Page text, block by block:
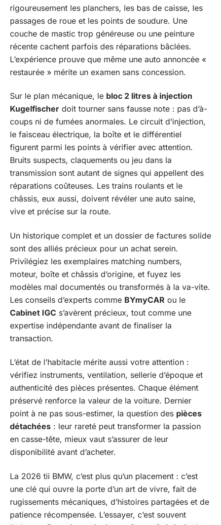
rigoureusement les planchers, les bas de caisse, les
passages de roue et les points de soudure. Une
couche de mastic trop généreuse ou une peinture
récente cachent parfois des réparations bâclées.
L’expérience prouve que même une auto annoncée «
restaurée » mérite un examen sans concession.
Sur le plan mécanique, le bloc 2 litres à injection
Kugelfischer doit tourner sans fausse note : pas d’à-
coups ni de fumées anormales. Le circuit d’injection,
le faisceau électrique, la boîte et le différentiel
figurent parmi les points à vérifier avec attention.
Bruits suspects, claquements ou jeu dans la
transmission sont autant de signes qui appellent des
réparations coûteuses. Les trains roulants et le
châssis, eux aussi, doivent révéler une auto saine,
vive et précise sur la route.
Un historique complet et un dossier de factures solide
sont des alliés précieux pour un achat serein.
Privilégiez les exemplaires matching numbers,
moteur, boîte et châssis d’origine, et fuyez les
modèles mal documentés ou transformés à la va-vite.
Les conseils d’experts comme BYmyCAR ou le
Cabinet IGC s’avèrent précieux, tout comme une
expertise indépendante avant de finaliser la
transaction.
L’état de l’habitacle mérite aussi votre attention :
vérifiez instruments, ventilation, sellerie d’époque et
authenticité des pièces présentes. Chaque élément
préservé renforce la valeur de la voiture. Dernier
point à ne pas sous-estimer, la question des pièces
détachées : leur rareté peut transformer la passion
en casse-tête, mieux vaut s’assurer de leur
disponibilité avant d’acheter.
La 2026 tii BMW, c’est plus qu’un placement : c’est
une clé qui ouvre la porte d’un art de vivre, fait de
rugissements mécaniques, d’histoires partagées et de
patience récompensée. L’essayer, c’est souvent